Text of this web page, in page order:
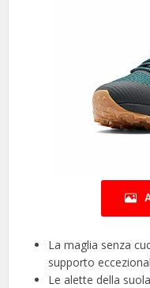
La maglia senza
supporto
Le alette della